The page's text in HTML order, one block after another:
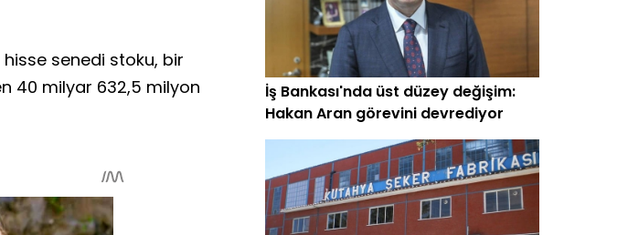
hisse senedi stoku, bir
40 milyar 632,5 milyon
İş Bankası'nda üst düzey değişim:
Hakan Aran görevini devrediyor